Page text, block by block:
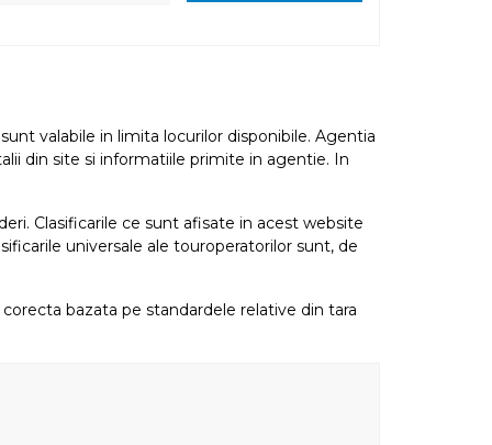
valabile in limita locurilor disponibile. Agentia
din site si informatiile primite in agentie. In
Clasificarile ce sunt afisate in acest website
universale ale touroperatorilor sunt, de
bazata pe standardele relative din tara